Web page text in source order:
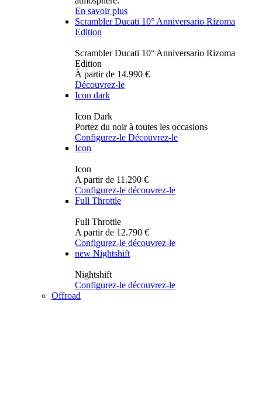
En savoir plus
Scrambler Ducati 10° Anniversario Rizoma
Edition
Scrambler Ducati 10° Anniversario Rizoma
Edition
À partir de 14.990 €
Découvrez-le
Icon dark
Icon Dark
Portez du noir à toutes les occasions
Configurez-le Découvrez-le
Icon
Icon
A partir de 11.290 €
Configurez-le découvrez-le
Full Throttle
Full Throttle
A partir de 12.790 €
Configurez-le découvrez-le
new Nightshift
Nightshift
Configurez-le découvrez-le
Offroad